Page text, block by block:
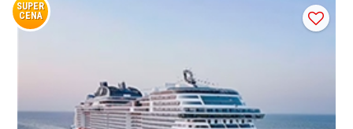
SUPER
CENA